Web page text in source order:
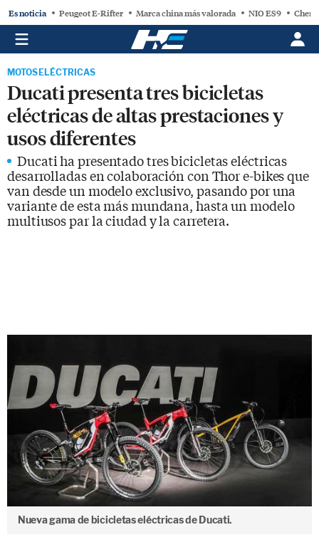
Es noticia Peugeot E-Rifter Marca china más valorada NIO ES9 Chery
MOTOS ELÉCTRICAS
Ducati presenta tres bicicletas
eléctricas de altas prestaciones y
usos diferentes
Ducati ha presentado tres bicicletas eléctricas
desarrolladas en colaboración con Thor e-bikes que
van desde un modelo exclusivo, pasando por una
variante de esta más mundana, hasta un modelo
multiusos par la ciudad y la carretera.
Nueva gama de bicicletas eléctricas de Ducati.